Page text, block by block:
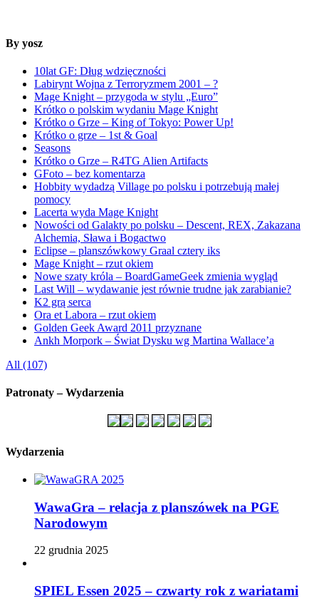
By yosz
10lat GF: Dług wdzięczności
Labirynt Wojna z Terroryzmem 2001 – ?
Mage Knight – przygoda w stylu „Euro”
Krótko o polskim wydaniu Mage Knight
Krótko o Grze – King of Tokyo: Power Up!
Krótko o grze – 1st & Goal
Seasons
Krótko o Grze – R4TG Alien Artifacts
GFoto – bez komentarza
Hobbity wydadzą Village po polsku i potrzebują małej
pomocy
Lacerta wyda Mage Knight
Nowości od Galakty po polsku – Descent, REX, Zakazana
Alchemia, Sława i Bogactwo
Eclipse – planszówkowy Graal cztery iks
Mage Knight – rzut okiem
Nowe szaty króla – BoardGameGeek zmienia wygląd
Last Will – wydawanie jest równie trudne jak zarabianie?
K2 grą serca
Ora et Labora – rzut okiem
Golden Geek Award 2011 przyznane
Ankh Morpork – Świat Dysku wg Martina Wallace’a
All (107)
Patronaty – Wydarzenia
Wydarzenia
WawaGra – relacja z planszówek na PGE
Narodowym
22 grudnia 2025
SPIEL Essen 2025 – czwarty rok z wariatami